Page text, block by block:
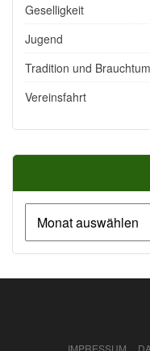
Geselligkeit
Jugend
Tradition und Brauchtum
Vereinsfahrt
IMPRESSUM